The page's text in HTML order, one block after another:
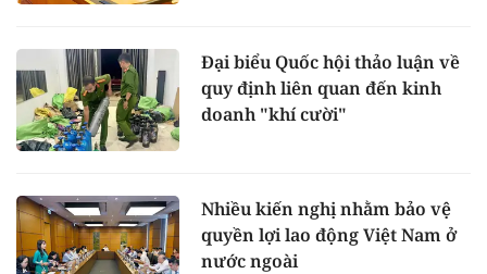
Đại biểu Quốc hội thảo luận về
quy định liên quan đến kinh
doanh "khí cười"
Nhiều kiến nghị nhằm bảo vệ
quyền lợi lao động Việt Nam ở
nước ngoài